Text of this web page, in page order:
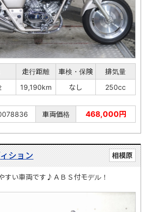
走行距離 車検・保険
排気量
19,190km なし 250cc
車両価格 468,000円
相模原
ション
すい車両です♪ＡＢＳ付モデル！